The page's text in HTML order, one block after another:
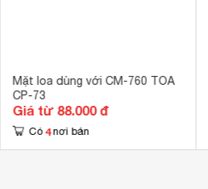
Mặt loa dùng với CM-760 TOA
CP-73
Giá từ 88.000 đ
Có 4 nơi bán